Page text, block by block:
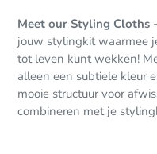
toegevoegen
aan
uw
winkelwagen
Meet our Styling Cloths -
jouw stylingkit waarmee
tot leven kunt wekken!
alleen een subtiele kleur
mooie structuur voor
combineren met je